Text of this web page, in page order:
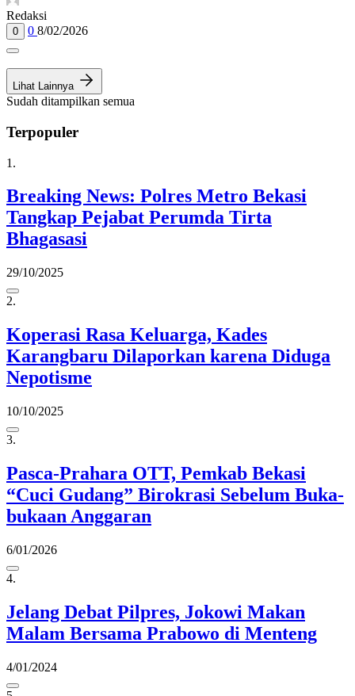
Redaksi
0 0 8/02/2026
Lihat Lainnya
Sudah ditampilkan semua
Terpopuler
1.
Breaking News: Polres Metro Bekasi
Tangkap Pejabat Perumda Tirta
Bhagasasi
29/10/2025
2.
Koperasi Rasa Keluarga, Kades
Karangbaru Dilaporkan karena Diduga
Nepotisme
10/10/2025
3.
Pasca-Prahara OTT, Pemkab Bekasi
“Cuci Gudang” Birokrasi Sebelum Buka-
bukaan Anggaran
6/01/2026
4.
Jelang Debat Pilpres, Jokowi Makan
Malam Bersama Prabowo di Menteng
4/01/2024